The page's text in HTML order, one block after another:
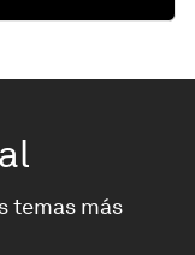
temas más